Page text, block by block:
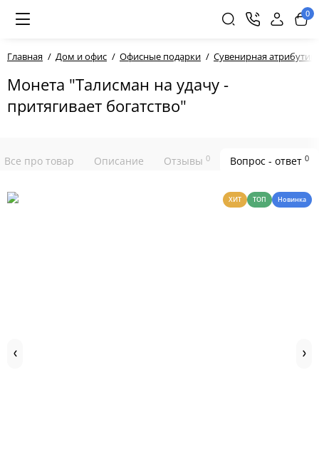
0
Главная Дом и офис Офисные подарки Сувенирная
Монета "Талисман на удачу -
притягивает богатство"
Все про товар Описание Отзывы 0 Вопрос - ответ 0
ХИТ ТОП Новинка